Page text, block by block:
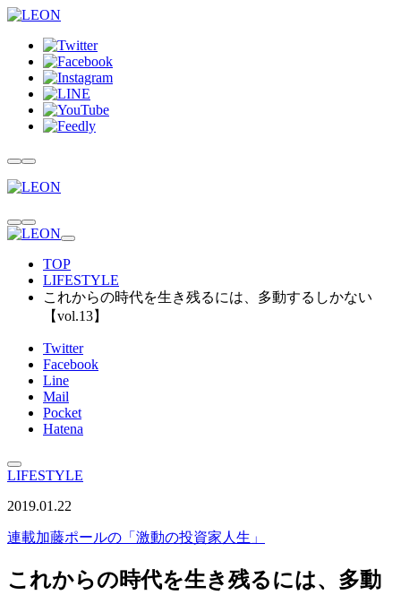
TOP
LIFESTYLE
これからの時代を生き残るには、多動するしかない
【vol.13】
Twitter
Facebook
Line
Mail
Pocket
Hatena
LIFESTYLE
2019.01.22
連載加藤ポールの「激動の投資家人生」
これからの時代を生き残るには、多動